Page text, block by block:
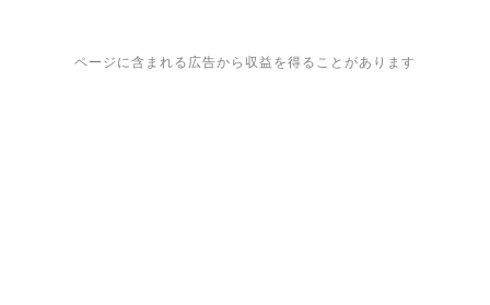
ページに含まれる広告から収益を得ることがあります